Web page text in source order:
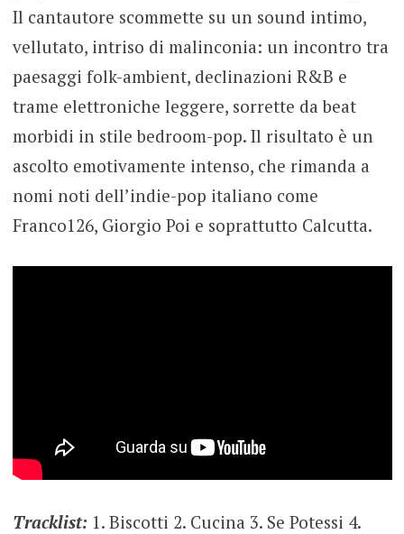
Il cantautore scommette su un sound intimo,
vellutato, intriso di malinconia: un incontro tra
paesaggi folk-ambient, declinazioni R&B e
trame elettroniche leggere, sorrette da beat
morbidi in stile bedroom-pop. Il risultato è un
ascolto emotivamente intenso, che rimanda a
nomi noti dell’indie-pop italiano come
Franco126, Giorgio Poi e soprattutto Calcutta.
Tracklist: 1. Biscotti 2. Cucina 3. Se Potessi 4.